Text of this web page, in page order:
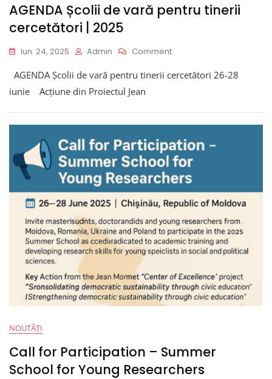
AGENDA Școlii de vară pentru tinerii
cercetători | 2025
Iun. 24, 2025 Admin CommentOn
Școlii
Pentru
Tinerii
|
2025
AGENDA Școlii de vară pentru tinerii cercetători 26-28
iunie Acțiune din Proiectul Jean
NOUTĂȚI
Call for Participation – Summer
School for Young Researchers